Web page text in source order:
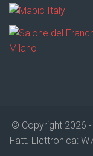
© Copyright 2026
Fatt. Elettronica: